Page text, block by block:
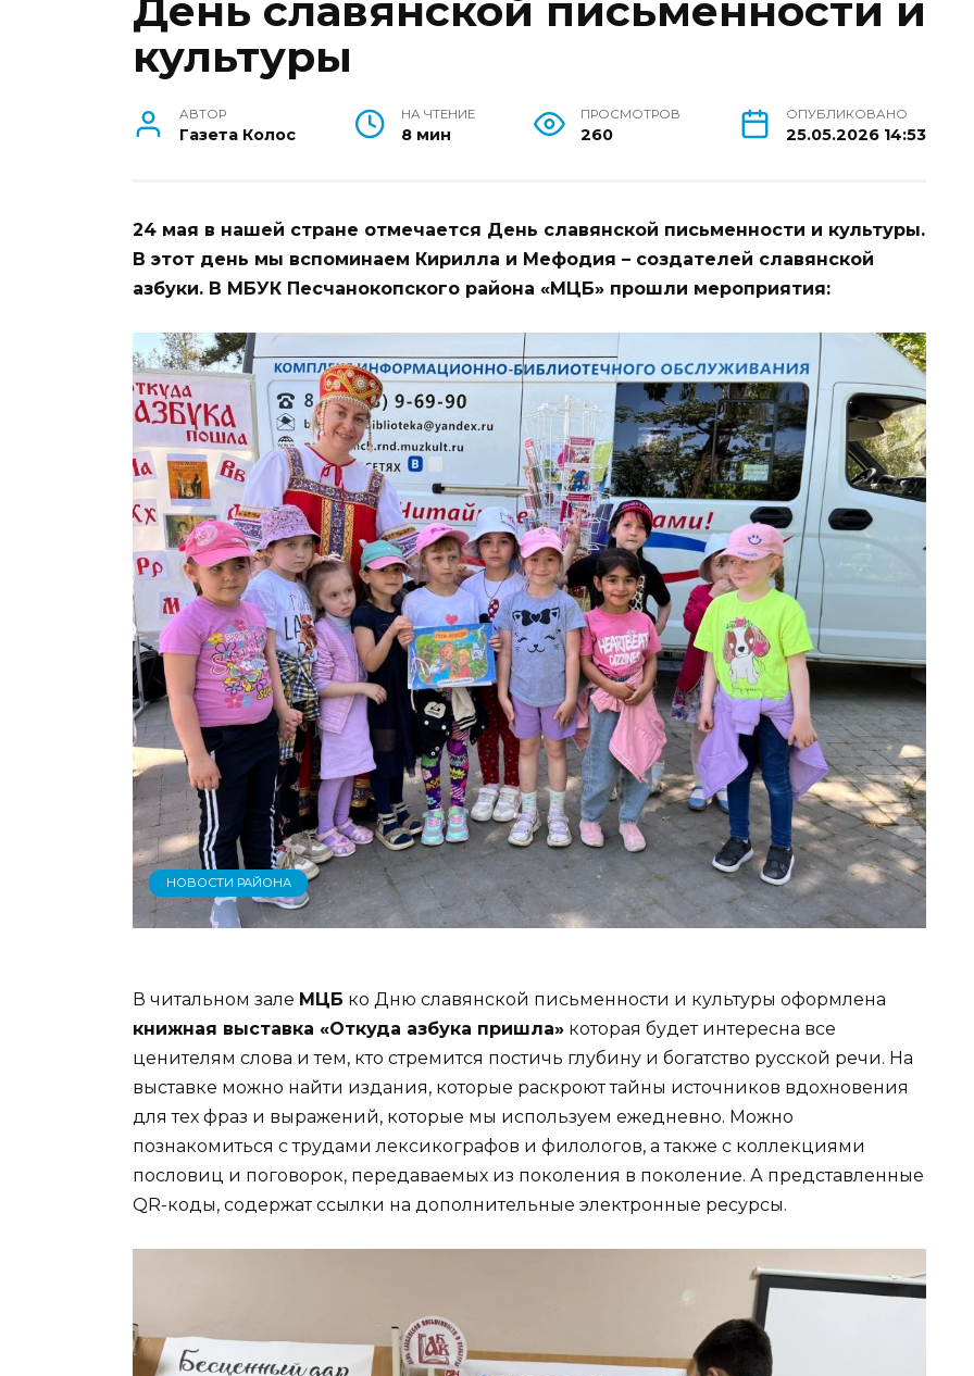
День славянской письменности и
культуры
АВТОР
Газета Колос
НА ЧТЕНИЕ
8 мин
ПРОСМОТРОВ
260
ОПУБЛИКОВАНО
25.05.2026 14:53
24 мая в нашей стране отмечается День славянской письменности и культуры.
В этот день мы вспоминаем Кирилла и Мефодия – создателей славянской
азбуки. В МБУК Песчанокопского района «МЦБ» прошли мероприятия:
НОВОСТИ РАЙОНА
В читальном зале МЦБ ко Дню славянской письменности и культуры оформлена
книжная выставка «Откуда азбука пришла» которая будет интересна все
ценителям слова и тем, кто стремится постичь глубину и богатство русской речи. На
выставке можно найти издания, которые раскроют тайны источников вдохновения
для тех фраз и выражений, которые мы используем ежедневно. Можно
познакомиться с трудами лексикографов и филологов, а также с коллекциями
пословиц и поговорок, передаваемых из поколения в поколение. А представленные
QR-коды, содержат ссылки на дополнительные электронные ресурсы.